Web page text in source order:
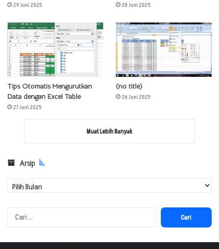
29 Juni 2025 28 Juni 2025
Tips Otomatis Mengurutkan
Data dengan Excel Table
27 Juni 2025
(no title)
26 Juni 2025
Muat Lebih Banyak
Arsip
Cari